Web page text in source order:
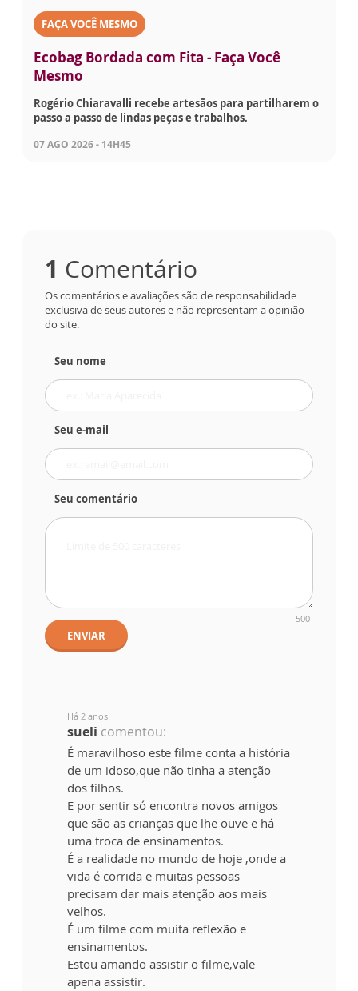
FAÇA VOCÊ MESMO
Ecobag Bordada com Fita - Faça Você
Mesmo
Rogério Chiaravalli recebe artesãos para partilharem o
passo a passo de lindas peças e trabalhos.
07 AGO 2026 - 14H45
1 Comentário
Os comentários e avaliações são de responsabilidade
exclusiva de seus autores e não representam a opinião
do site.
Seu nome
Seu e-mail
Seu comentário
500
ENVIAR
Há 2 anos
sueli comentou:
É maravilhoso este filme conta a história
de um idoso,que não tinha a atenção
dos filhos.
E por sentir só encontra novos amigos
que são as crianças que lhe ouve e há
uma troca de ensinamentos.
É a realidade no mundo de hoje ,onde a
vida é corrida e muitas pessoas
precisam dar mais atenção aos mais
velhos.
É um filme com muita reflexão e
ensinamentos.
Estou amando assistir o filme,vale
apena assistir.